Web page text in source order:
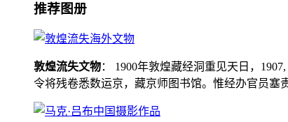
推荐图册
敦煌流失文物： 1900年敦煌藏经洞重见天日，
令将残卷悉数运京，藏京师图书馆。惟经办官员塞